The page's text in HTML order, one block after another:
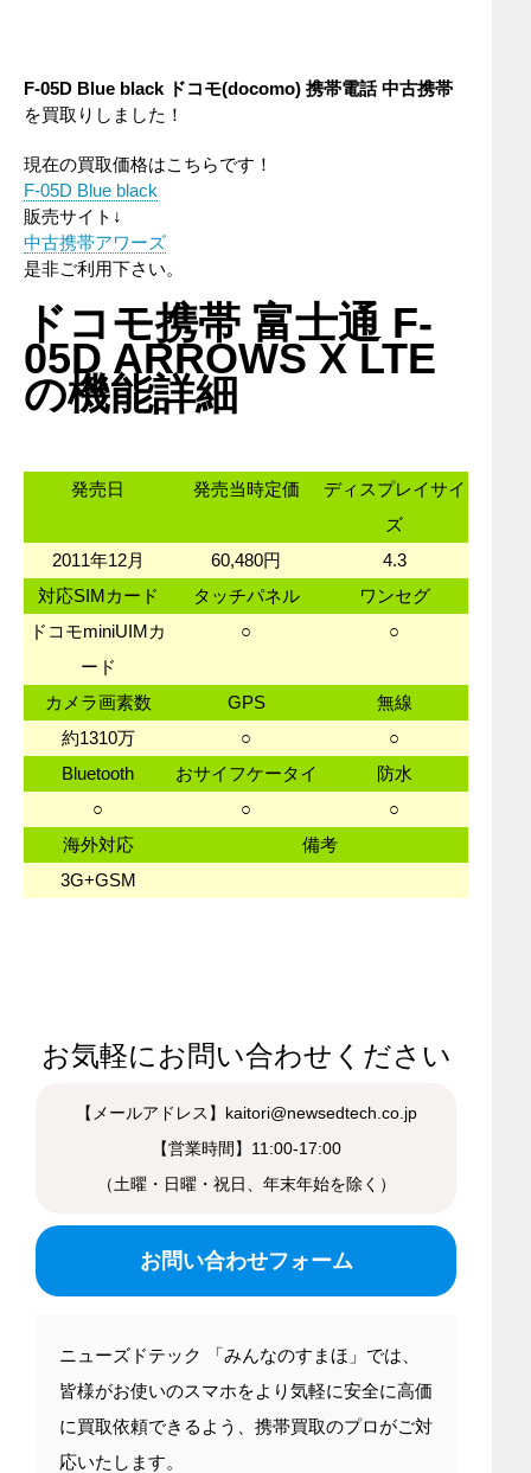
F-05D Blue black ドコモ(docomo) 携帯電話 中古携帯
を買取りしました！
現在の買取価格はこちらです！
F-05D Blue black
販売サイト↓
中古携帯アワーズ
是非ご利用下さい。
ドコモ携帯 富士通 F-
05D ARROWS X LTE
の機能詳細
発売日 発売当時定価
ディスプレイサイ
ズ
2011年12月
60,480円
4.3
対応SIMカード
タッチパネル
ワンセグ
ドコモminiUIMカ
ード
○ ○
カメラ画素数 GPS
無線
約1310万
○
○
Bluetooth
おサイフケータイ
防水
○
○
○
海外対応
備考
3G+GSM
お気軽にお問い合わせください
【メールアドレス】kaitori@newsedtech.co.jp
【営業時間】11:00-17:00
（土曜・日曜・祝日、年末年始を除く）
お問い合わせフォーム
ニューズドテック 「みんなのすまほ」では、
皆様がお使いのスマホをより気軽に安全に高価
に買取依頼できるよう、携帯買取のプロがご対
応いたします。